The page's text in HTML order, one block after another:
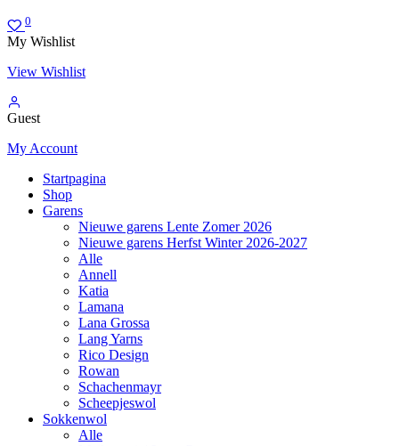
0
My Wishlist
View Wishlist
Guest
My Account
Startpagina
Shop
Garens
Nieuwe garens Lente Zomer 2026
Nieuwe garens Herfst Winter 2026-2027
Alle
Annell
Katia
Lamana
Lana Grossa
Lang Yarns
Rico Design
Rowan
Schachenmayr
Scheepjeswol
Sokkenwol
Alle